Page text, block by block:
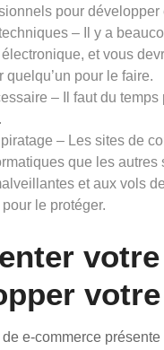
pour développer
– Il y a
et vous
quelqu’un pour le faire.
– Il faut du
– Les sites de
que les
et aux vols
le protéger.
e-commerce